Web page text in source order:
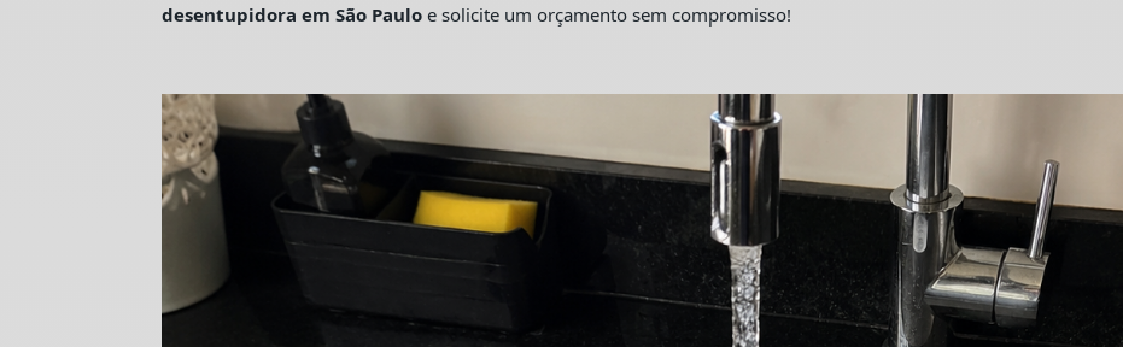
desentupidora em São Paulo e solicite um orçamento sem compromisso!